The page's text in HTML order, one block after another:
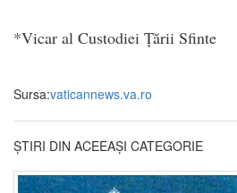
*Vicar al Custodiei Țării Sfinte
Sursa:vaticannews.va.ro
ȘTIRI DIN ACEEAȘI CATEGORIE